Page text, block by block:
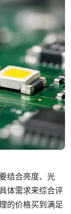
结合亮度、光
体需求来综合评
的价格买到满足